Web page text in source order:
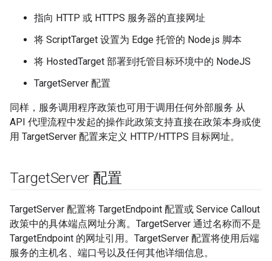
指向 HTTP 或 HTTPS 服务器的直接网址
将 ScriptTarget 设置为 Edge 托管的 Node.js 脚本
将 HostedTarget 部署到托管目标环境中的 NodeJS
TargetServer 配置
同样，服务调用程序政策也可用于调用任何外部服务 从
API 代理流程中发起的操作此政策支持直接在政策本身或使
用 TargetServer 配置来定义 HTTP/HTTPS 目标网址。
TargetServer 配置
TargetServer 配置将 TargetEndpoint 配置或 Service Callout
政策中的具体端点网址分离。TargetServer 通过名称而不是
TargetEndpoint 的网址引用。TargetServer 配置将使用后端
服务的主机名、端口号以及任何其他详细信息。